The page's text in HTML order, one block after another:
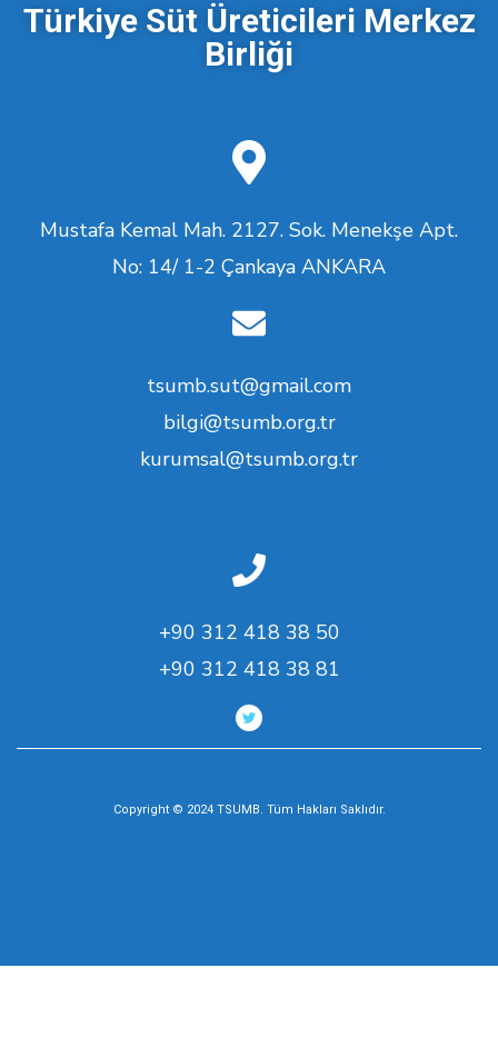
Türkiye Süt Üreticileri Merkez
Birliği
Mustafa Kemal Mah. 2127. Sok. Menekşe Apt.
No: 14/ 1-2 Çankaya ANKARA
tsumb.sut@gmail.com
bilgi@tsumb.org.tr
kurumsal@tsumb.org.tr
+90 312 418 38 50
+90 312 418 38 81
Copyright © 2024 TSUMB. Tüm Hakları Saklıdır.